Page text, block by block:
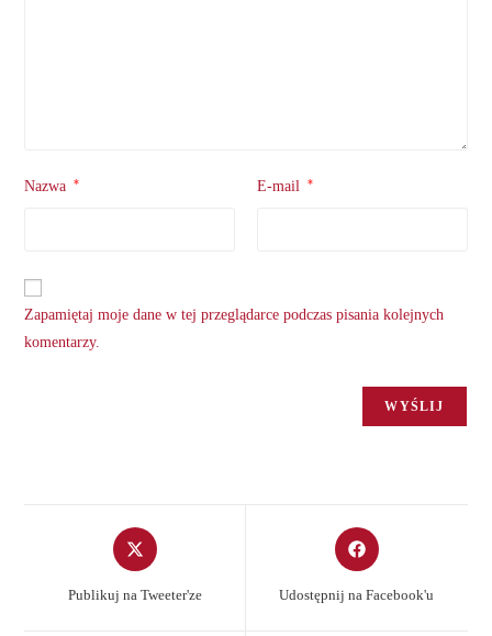
Nazwa * E-mail *
Zapamiętaj moje dane w tej przeglądarce podczas pisania kolejnych
komentarzy.
Opens
in
new
Publikuj na Tweeter'ze
Opens
in
new
Udostępnij na Facebook'u